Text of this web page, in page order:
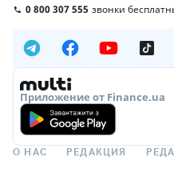
0 800 307 555 звонки
Приложение от Finance.ua
О НАС РЕДАКЦИЯ